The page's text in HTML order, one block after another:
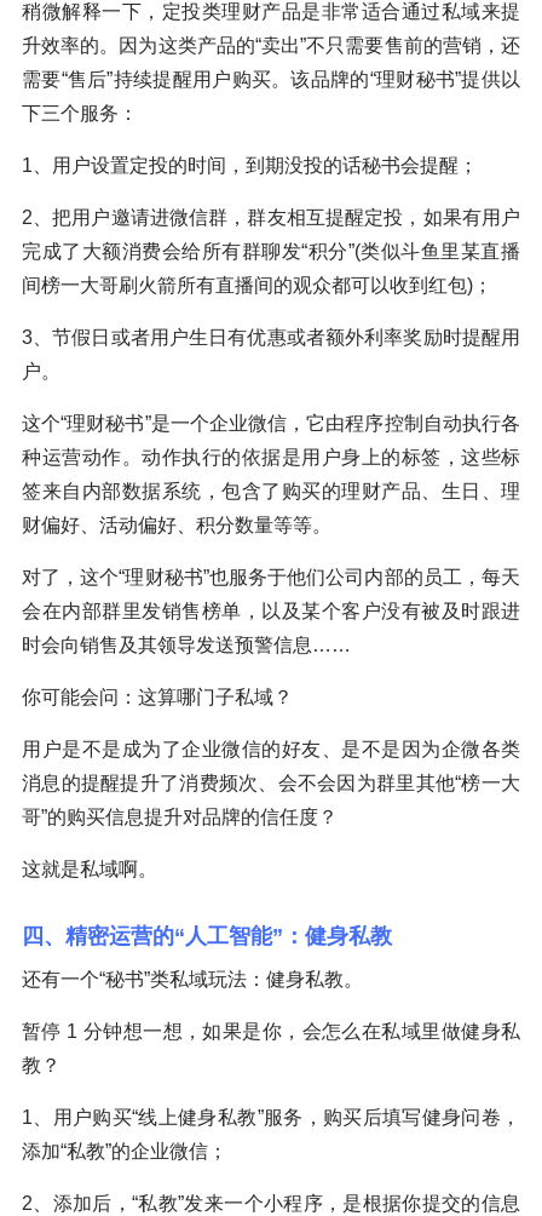
稍微解释一下，定投类理财产品是非常适合通过私域来提
升效率的。因为这类产品的“卖出”不只需要售前的营销，还
需要“售后”持续提醒用户购买。该品牌的“理财秘书”提供以
下三个服务：
1、用户设置定投的时间，到期没投的话秘书会提醒；
2、把用户邀请进微信群，群友相互提醒定投，如果有用户
完成了大额消费会给所有群聊发“积分”(类似斗鱼里某直播
间榜一大哥刷火箭所有直播间的观众都可以收到红包)；
3、节假日或者用户生日有优惠或者额外利率奖励时提醒用
户。
这个“理财秘书”是一个企业微信，它由程序控制自动执行各
种运营动作。动作执行的依据是用户身上的标签，这些标
签来自内部数据系统，包含了购买的理财产品、生日、理
财偏好、活动偏好、积分数量等等。
对了，这个“理财秘书”也服务于他们公司内部的员工，每天
会在内部群里发销售榜单，以及某个客户没有被及时跟进
时会向销售及其领导发送预警信息……
你可能会问：这算哪门子私域？
用户是不是成为了企业微信的好友、是不是因为企微各类
消息的提醒提升了消费频次、会不会因为群里其他“榜一大
哥”的购买信息提升对品牌的信任度？
这就是私域啊。
四、精密运营的“人工智能”：健身私教
还有一个“秘书”类私域玩法：健身私教。
暂停 1 分钟想一想，如果是你，会怎么在私域里做健身私
教？
1、用户购买“线上健身私教”服务，购买后填写健身问卷，
添加“私教”的企业微信；
2、添加后，“私教”发来一个小程序，是根据你提交的信息